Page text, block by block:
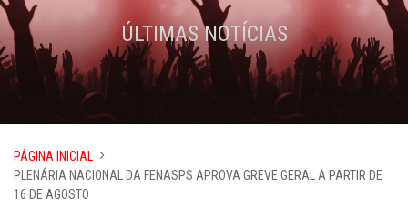
ÚLTIMAS NOTÍCIAS
PÁGINA INICIAL
PLENÁRIA NACIONAL DA FENASPS APROVA GREVE GERAL A PARTIR DE
16 DE AGOSTO